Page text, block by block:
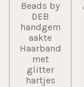
Beads by
DEB
handgem
aakte
Haarband
met
glitter
hartjes